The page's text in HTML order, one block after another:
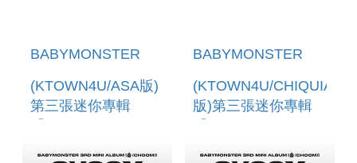
BABYMONSTER
(KTOWN4U/ASA版)
第三張迷你專輯
BABYMONSTER
(KTOWN4U/CHIQUIA
版)第三張迷你專輯